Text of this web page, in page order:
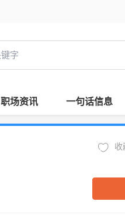
职场资讯 一句话信息
收